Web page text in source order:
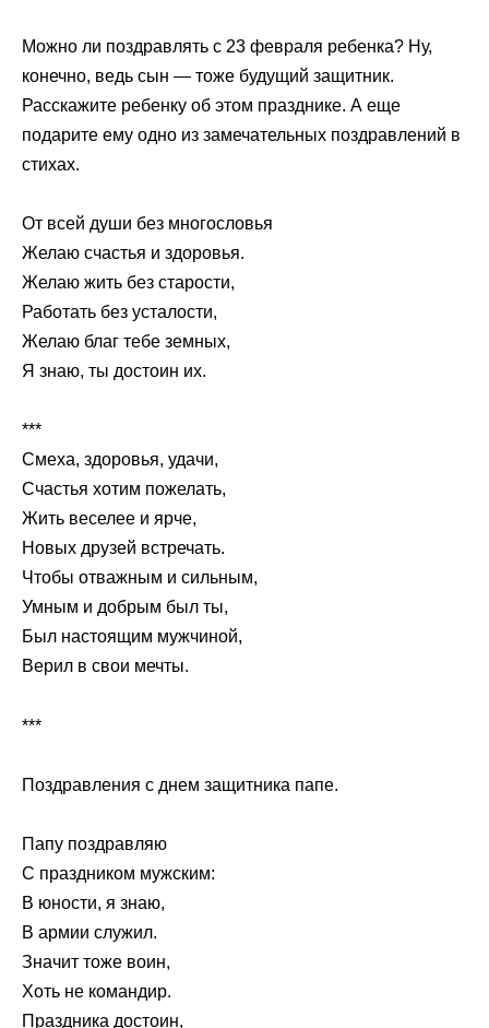
Можно ли поздравлять с 23 февраля ребенка? Ну,
конечно, ведь сын — тоже будущий защитник.
Расскажите ребенку об этом празднике. А еще
подарите ему одно из замечательных поздравлений в
стихах.
От всей души без многословья
Желаю счастья и здоровья.
Желаю жить без старости,
Работать без усталости,
Желаю благ тебе земных,
Я знаю, ты достоин их.
***
Смеха, здоровья, удачи,
Счастья хотим пожелать,
Жить веселее и ярче,
Новых друзей встречать.
Чтобы отважным и сильным,
Умным и добрым был ты,
Был настоящим мужчиной,
Верил в свои мечты.
***
Поздравления с днем защитника папе.
Папу поздравляю
С праздником мужским:
В юности, я знаю,
В армии служил.
Значит тоже воин,
Хоть не командир.
Праздника достоин,